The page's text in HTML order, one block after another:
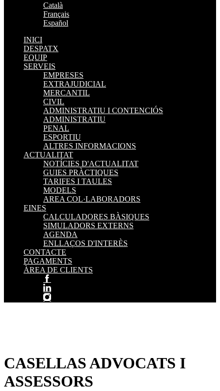
Català
Français
Español
INICI
DESPATX
EQUIP
SERVEIS
EMPRESES
EXTRAJUDICIAL
MERCANTIL
CIVIL
ADMINISTRATIU I CONTENCIÓS
ADMINISTRATIU
PENAL
ESPORTIU
ALTRES INFORMACIONS
ACTUALITAT
NOTÍCIES D'ACTUALITAT
GUIES PRÀCTIQUES
TARIFES I TAULES
MODELS
AREA COL·LABORADORS
EINES
CALCULADORES BÀSIQUES
SIMULADORS EXTERNS
AGENDA
ENLLAÇOS D'INTERÈS
CONTACTE
PAGAMENTS
ÀREA DE CLIENTS
CASELLAS ADVOCATS I
ASSESSORS